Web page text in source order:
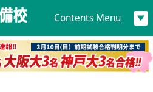
Contents Menu